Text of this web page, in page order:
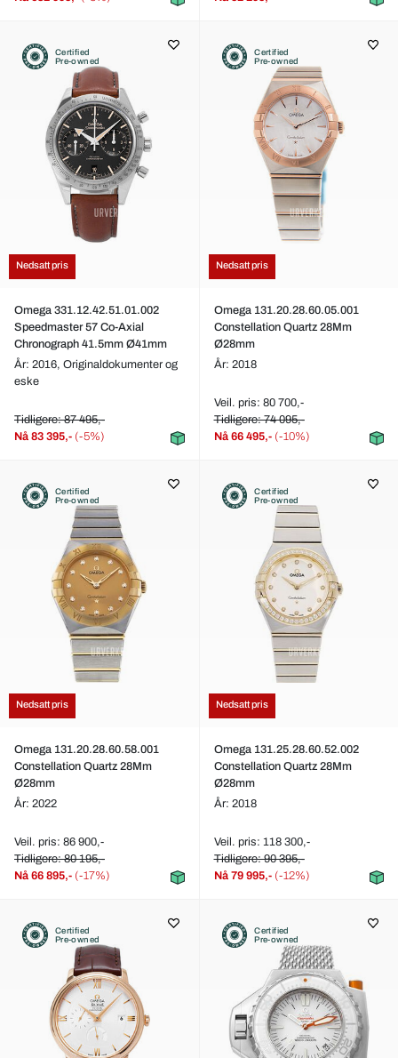
Certified
Pre-owned
Nedsatt pris
Omega 331.12.42.51.01.002
Speedmaster 57 Co-Axial
Chronograph 41.5mm Ø41mm
År: 2016, Originaldokumenter og
eske
Tidligere: 87 495,-
Nå 83 395,- (-5%)
Certified
Pre-owned
Nedsatt pris
Omega 131.20.28.60.05.001
Constellation Quartz 28Mm
Ø28mm
År: 2018
Veil. pris: 80 700,-
Tidligere: 74 095,-
Nå 66 495,- (-10%)
Certified
Pre-owned
Nedsatt pris
Omega 131.20.28.60.58.001
Constellation Quartz 28Mm
Ø28mm
År: 2022
Veil. pris: 86 900,-
Tidligere: 80 195,-
Nå 66 895,- (-17%)
Certified
Pre-owned
Nedsatt pris
Omega 131.25.28.60.52.002
Constellation Quartz 28Mm
Ø28mm
År: 2018
Veil. pris: 118 300,-
Tidligere: 90 395,-
Nå 79 995,- (-12%)
Certified
Pre-owned
Certified
Pre-owned